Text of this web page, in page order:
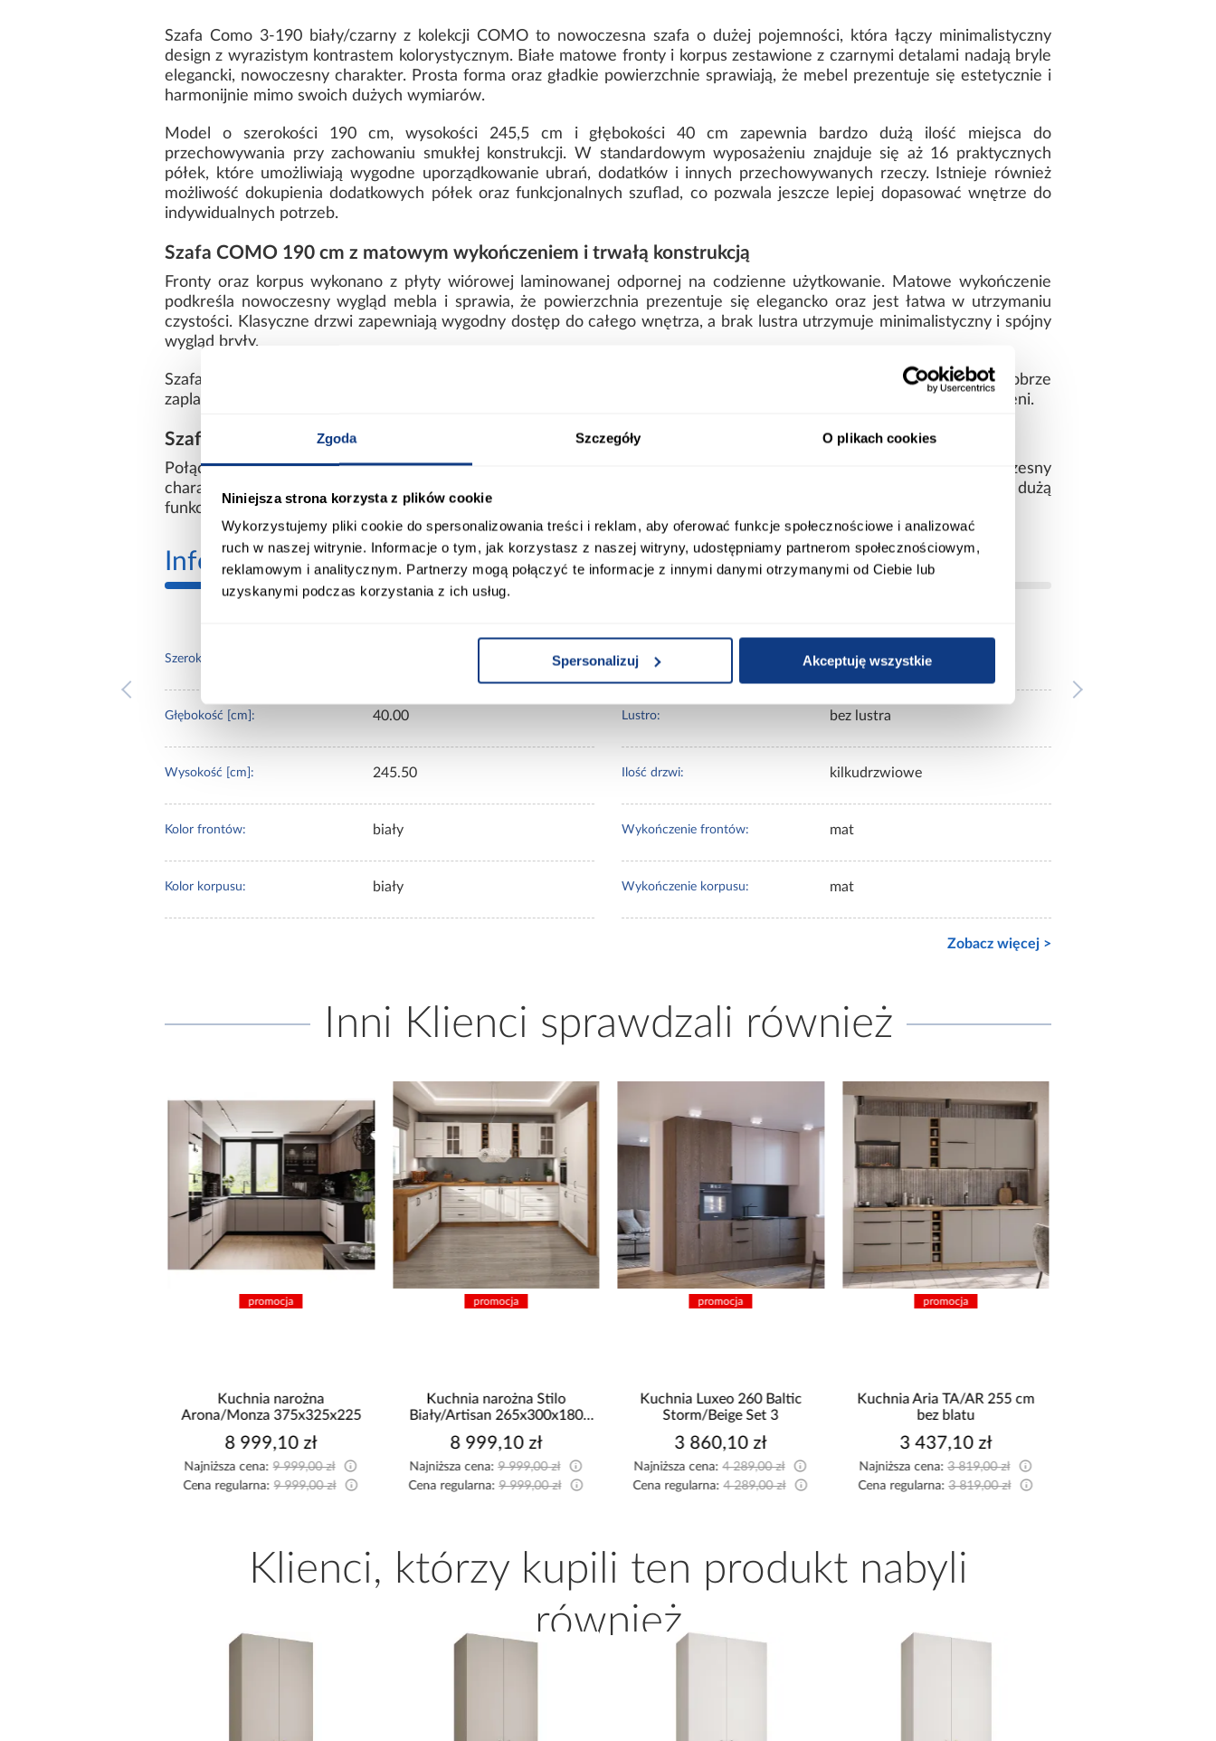
Zgoda Szczegóły O plikach cookies
Niniejsza strona korzysta z plików cookie
Wykorzystujemy pliki cookie do spersonalizowania treści i reklam, aby oferować funkcje społecznościowe i analizować
ruch w naszej witrynie. Informacje o tym, jak korzystasz z naszej witryny, udostępniamy partnerom społecznościowym,
reklamowym i analitycznym. Partnerzy mogą połączyć te informacje z innymi danymi otrzymanymi od Ciebie lub
uzyskanymi podczas korzystania z ich usług.
Spersonalizuj Akceptuję wszystkie
Szafa Como 3-190 biały/czarny z kolekcji COMO to nowoczesna szafa o dużej pojemności, która łączy minimalistyczny
design z wyrazistym kontrastem kolorystycznym. Białe matowe fronty i korpus zestawione z czarnymi detalami nadają bryle
elegancki, nowoczesny charakter. Prosta forma oraz gładkie powierzchnie sprawiają, że mebel prezentuje się estetycznie i
harmonijnie mimo swoich dużych wymiarów.
Model o szerokości 190 cm, wysokości 245,5 cm i głębokości 40 cm zapewnia bardzo dużą ilość miejsca do
przechowywania przy zachowaniu smukłej konstrukcji. W standardowym wyposażeniu znajduje się aż 16 praktycznych
półek, które umożliwiają wygodne uporządkowanie ubrań, dodatków i innych przechowywanych rzeczy. Istnieje również
możliwość dokupienia dodatkowych półek oraz funkcjonalnych szuflad, co pozwala jeszcze lepiej dopasować wnętrze do
indywidualnych potrzeb.
Szafa COMO 190 cm z matowym wykończeniem i trwałą konstrukcją
Fronty oraz korpus wykonano z płyty wiórowej laminowanej odpornej na codzienne użytkowanie. Matowe wykończenie
podkreśla nowoczesny wygląd mebla i sprawia, że powierzchnia prezentuje się elegancko oraz jest łatwa w utrzymaniu
czystości. Klasyczne drzwi zapewniają wygodny dostęp do całego wnętrza, a brak lustra utrzymuje minimalistyczny i spójny
wygląd bryły.
Szafa Como 3-190 biały/czarny waży 142,5 kg i wymaga samodzielnego montażu. Stabilna konstrukcja oraz dobrze
zaplanowany układ półek sprawiają, że model oferuje wysoki komfort użytkowania i bardzo dobrą organizację przestrzeni.
Szafa COMO biały/czarny – nowoczesny styl i pojemne wnętrze
Połączenie białego matu z czarnymi detalami nadaje szafie elegancki, kontrastowy wygląd, który podkreśla jej nowoczesny
charakter. Szeroka konstrukcja oraz duża liczba półek sprawiają, że model zapewnia wygodne przechowywanie i dużą
funkcjonalność, zachowując estetyczny oraz uporządkowany wygląd.
Informacje Transport Informacje o produkcie
Szerokość [cm]:
Głębokość [cm]: 40.00
Wysokość [cm]: 245.50
Kolor frontów: biały
Kolor korpusu: biały
Wybarwienie: białe
Lustro: bez lustra
Ilość drzwi: kilkudrzwiowe
Wykończenie frontów: mat
Wykończenie korpusu: mat
Zobacz więcej >
Inni Klienci sprawdzali również
promocja
Kuchnia narożna
Arona/Monza 375x325x225
8 999,10 zł
Najniższa cena:9 999,00 zł
Cena regularna:9 999,00 zł
promocja
Kuchnia narożna Stilo
Biały/Artisan 265x300x180
8 999,10 zł
Najniższa cena: 9 999,00 zł
Cena regularna: 9 999,00 zł
promocja
Kuchnia Luxeo 260 Baltic
Storm/Beige Set 3
3 860,10 zł
Najniższa cena:4 289,00 zł
Cena regularna:4 289,00 zł
promocja
Kuchnia Aria TA/AR 255 cm
bez blatu
3 437,10 zł
Najniższa cena: 3 819,00 zł
Cena regularna: 3 819,00 zł
Klienci, którzy kupili ten produkt nabyli
również